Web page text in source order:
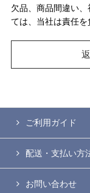
欠品、商品間違い
ては、当社は責任を
ご利用ガイド
配送・支払い方
お問い合わせ